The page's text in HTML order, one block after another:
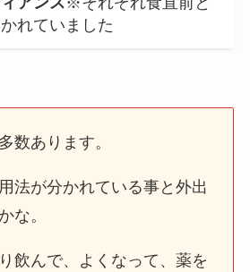
れていました
数あります。
法が分かれている事と外出
な。
飲んで、よくなって、薬を